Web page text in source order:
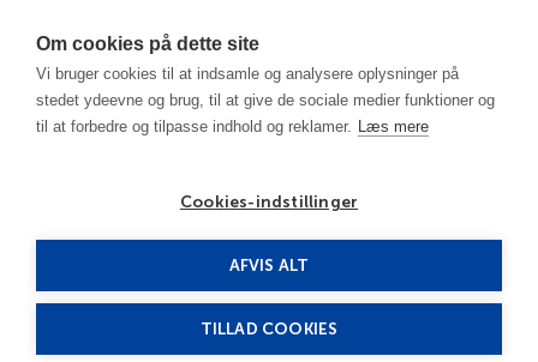
Om cookies på dette site
Vi bruger cookies til at indsamle og analysere oplysninger på
stedet ydeevne og brug, til at give de sociale medier funktioner og
til at forbedre og tilpasse indhold og reklamer. Læs mere
Cookies-indstillinger
AFVIS ALT
TILLAD COOKIES
Martinsburg - WV
Description